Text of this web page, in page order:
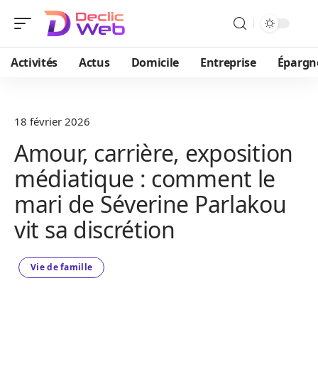
Activités Actus Domicile Entreprise
18 février 2026
Amour, carrière, exposition
médiatique : comment le
mari de Séverine Parlakou
vit sa discrétion
Vie de famille